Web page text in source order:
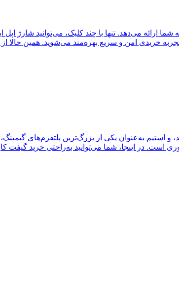
می‌دهد. تنها با چند کلیک، می‌توانید شارژ اپل
و استیم به‌عنوان یکی از بزرگ‌ترین پلتفرم‌های
است. در اینجا، شما می‌توانید به‌راحتی خرید گیفت